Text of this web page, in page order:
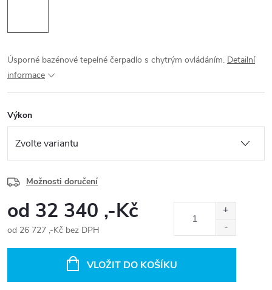
Úsporné bazénové tepelné čerpadlo s chytrým ovládáním. Detailní
informace
Výkon
Možnosti doručení
od 32 340 ,-Kč
od 26 727 ,-Kč bez DPH
VLOŽIT DO KOŠÍKU